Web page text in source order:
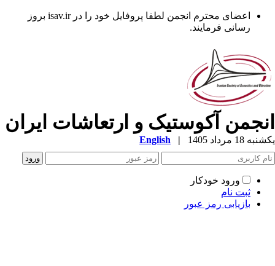
اعضای محترم انجمن لطفا پروفایل خود را در isav.ir بروز
رسانی فرمایند.
آکوستیک و ارتعاشات ایران
18 مرداد 1405 |
English
ورود خودکار
ثبت نام
بازیابی رمز عبور